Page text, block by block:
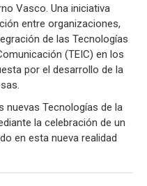
Vasco. Una iniciativa
entre organizaciones,
de las Tecnologías
(TEIC) en los
por el desarrollo de la
nuevas Tecnologías de la
la celebración de un
en esta nueva realidad